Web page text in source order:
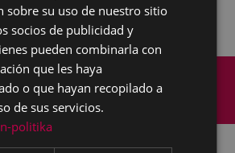
Sitio
Aviso legal
cookies
Contacto
Accesibilidad
sobre su uso de nuestro sitio
socios de publicidad y
pueden combinarla con
que les haya
o que hayan recopilado a
de sus servicios.
politika